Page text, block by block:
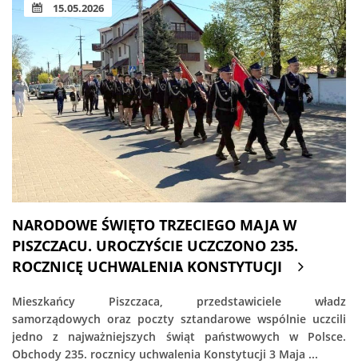
15.05.2026
NARODOWE ŚWIĘTO TRZECIEGO MAJA W
PISZCZACU. UROCZYŚCIE UCZCZONO 235.
ROCZNICĘ UCHWALENIA KONSTYTUCJI
Mieszkańcy Piszczaca, przedstawiciele władz
samorządowych oraz poczty sztandarowe wspólnie uczcili
jedno z najważniejszych świąt państwowych w Polsce.
Obchody 235. rocznicy uchwalenia Konstytucji 3 Maja ...